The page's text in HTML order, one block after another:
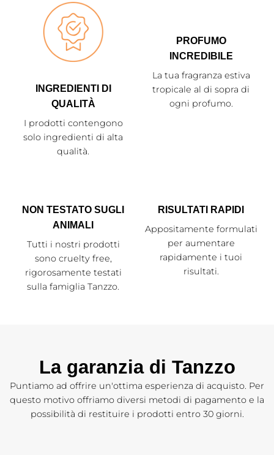
INGREDIENTI DI
QUALITÀ
I prodotti contengono
solo ingredienti di alta
qualità.
PROFUMO
INCREDIBILE
La tua fragranza estiva
tropicale al di sopra di
ogni profumo.
NON TESTATO SUGLI
ANIMALI
Tutti i nostri prodotti
sono cruelty free,
rigorosamente testati
sulla famiglia Tanzzo.
RISULTATI RAPIDI
Appositamente formulati
per aumentare
rapidamente i tuoi
risultati.
La garanzia di Tanzzo
Puntiamo ad offrire un'ottima esperienza di acquisto. Per
questo motivo offriamo diversi metodi di pagamento e la
possibilità di restituire i prodotti entro 30 giorni.